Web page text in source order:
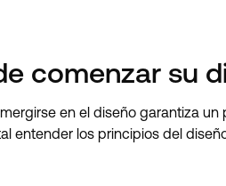
comenzar su
en el diseño garantiza
entender los principios del